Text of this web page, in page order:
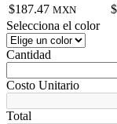
$187.47 MXN
Selecciona el color
Cantidad
Costo Unitario
Total